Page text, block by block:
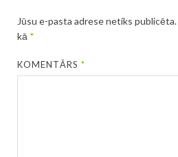
Jūsu e-pasta adrese netiks publicēta.
kā *
KOMENTĀRS*